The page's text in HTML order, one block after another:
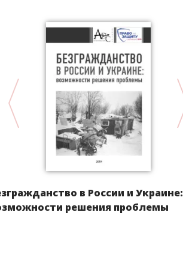
в России и Украине:
решения проблемы